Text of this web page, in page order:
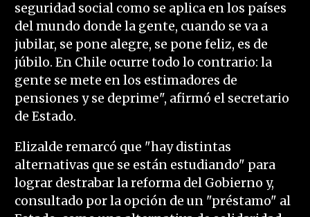
seguridad social como se aplica en los países
del mundo donde la gente, cuando se va a
jubilar, se pone alegre, se pone feliz, es de
júbilo. En Chile ocurre todo lo contrario: la
gente se mete en los estimadores de
pensiones y se deprime", afirmó el secretario
de Estado.
Elizalde remarcó que "hay distintas
alternativas que se están estudiando" para
lograr destrabar la reforma del Gobierno y,
consultado por la opción de un "préstamo" al